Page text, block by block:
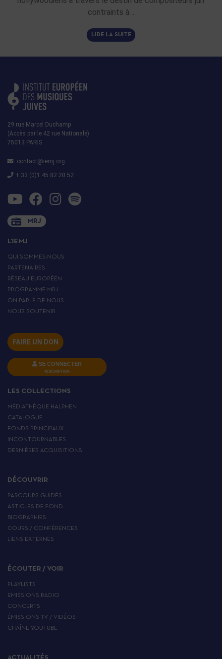
contraints à…
LIRE LA SUITE
29 rue Marcel Duchamp
(Accès par le 42 rue Nationale)
75013 PARIS
contact@iemj.org
+ 33 (0)1 45 82 20 52
MRJ
L’IEMJ
QUI SOMMES-NOUS
PARTENAIRES
RÉSEAU EUROPÉEN
PROGRAMME MRJ
ON PARLE DE NOUS
NOUS SOUTENIR
FAIRE UN DON
SE CONNECTER
INSCRIPTION
LES COLLECTIONS
MÉDIATHÈQUE HALPHEN
CATALOGUE
FONDS PRINCIPAUX
INCONTOURNABLES
DERNIÈRES ACQUISITIONS
DÉCOUVRIR
PARCOURS GUIDÉS
ARTICLES DE FOND
BIOGRAPHIES
COURS / CONFÉRENCES
LIENS EXTERNES
ÉCOUTER / VOIR
PLAYLISTS
EMISSIONS RADIO
CONCERTS
ÉMISSIONS TV / VIDÉOS
CHAÎNE YOUTUBE